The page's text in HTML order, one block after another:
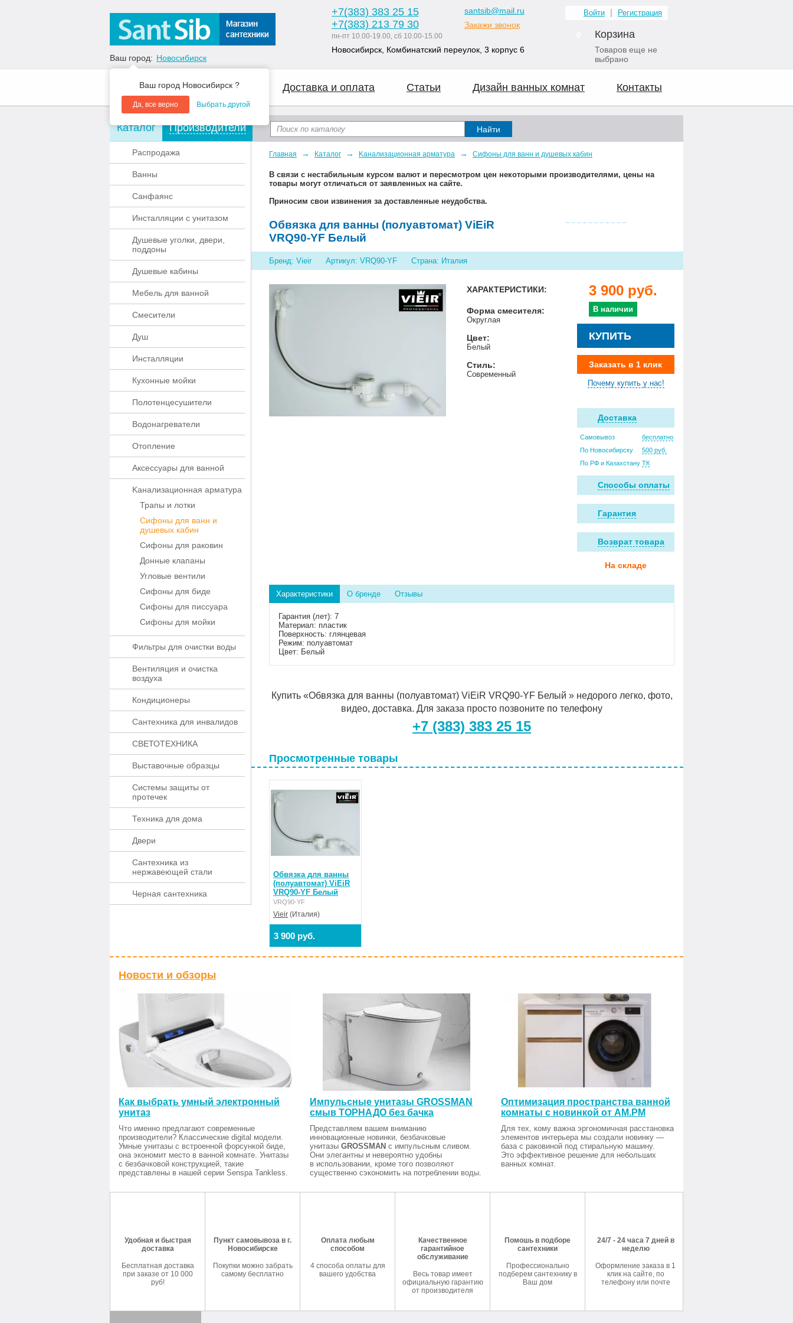
Ваш город: Новосибирск
Ваш город Новосибирск ?
Да, все верно Выбрать другой
+7(383) 383 25 15
+7(383) 213 79 30
пн-пт 10.00-19.00, сб 10.00-15.00
santsib@mail.ru
Закажи звонок
Новосибирск, Комбинатский переулок, 3 корпус 6
Войти Регистрация
Корзина
Товаров еще не
выбрано
О компании Акции Доставка и оплата Статьи Дизайн ванных комнат Контакты
Каталог Производители
Распродажа
Ванны
Санфаянс
Инсталляции с унитазом
Душевые уголки, двери,
поддоны
Душевые кабины
Мебель для ванной
Смесители
Душ
Инсталляции
Кухонные мойки
Полотенцесушители
Водонагреватели
Отопление
Аксессуары для ванной
Kaнaлизaционнaя apматypa
Трапы и лотки
Сифоны для ванн и
душевых кабин
Сифоны для раковин
Донные клапаны
Угловые вентили
Сифоны для биде
Сифоны для писсуара
Сифоны для мойки
Фильтры для очистки воды
Вентиляция и очистка
воздуха
Кондиционеры
Сантехника для инвалидов
СВЕТОТЕХНИКА
Выставочные образцы
Системы защиты от
протечек
Техника для дома
Двери
Сантехника из
нержавеющей стали
Черная сантехника
Главная → Каталог → Kaнaлизaционнaя apматypa → Сифоны для ванн и душевых кабин
В связи с нестабильным курсом валют и пересмотром цен некоторыми производителями, цены на
товары могут отличаться от заявленных на сайте.
Приносим свои извинения за доставленные неудобства.
Обвязка для ванны (полуавтомат) ViEiR
VRQ90-YF Белый
Бренд: Vieir Артикул: VRQ90-YF Страна: Италия
ХАРАКТЕРИСТИКИ:
Форма смесителя:
Округлая
Цвет:
Белый
Стиль:
Современный
3 900 руб.
В наличии
КУПИТЬ
Заказать в 1 клик
Почему купить у нас!
Доставка
Самовывоз
бесплатно
По Новосибирску
500 руб.
По РФ и Казахстану ТК
Способы оплаты
Гарантия
Возврат товара
На складе
Характеристики О бренде Отзывы
Гарантия (лет): 7
Материал: пластик
Поверхность: глянцевая
Режим: полуавтомат
Цвет: Белый
Купить «Обвязка для ванны (полуавтомат) ViEiR VRQ90-YF Белый » недорого легко, фото,
видео, доставка. Для заказа просто позвоните по телефону
+7 (383) 383 25 15
Просмотренные товары
Обвязка для ванны
(полуавтомат) ViEiR
VRQ90-YF Белый
VRQ90-YF
Vieir (Италия)
3 900 руб.
Новости и обзоры
Как выбрать умный электронный
унитаз
Что именно предлагают современные
производители? Классические digital модели.
Умные унитазы с встроенной форсункой биде,
она экономит место в ванной комнате. Унитазы
с безбачковой конструкцией, такие
представлены в нашей серии Senspa Tankless.
Импульсные унитазы GROSSMAN
смыв ТОРНАДО без бачка
Представляем вашем вниманию
инновационные новинки, безбачковые
унитазы GROSSMAN с импульсным сливом.
Они элегантны и невероятно удобны
в использовании, кроме того позволяют
существенно сэкономить на потреблении воды.
Оптимизация пространства ванной
комнаты с новинкой от AM.PM
Для тех, кому важна эргономичная расстановка
элементов интерьера мы создали новинку —
база с раковиной под стиральную машину.
Это эффективное решение для небольших
ванных комнат.
Удобная и быстрая
доставка
Бесплатная доставка
при заказе от 10 000
руб!
Пункт самовывоза в г.
Новосибирске
Покупки можно забрать
самому бесплатно
Оплата любым
способом
4 способа оплаты для
вашего удобства
Качественное
гарантийное
обслуживание
Весь товар имеет
официальную гарантию
от производителя
Помошь в подборе
сантехники
Профессионально
подберем сантехнику в
Ваш дом
24/7 - 24 часа 7 дней в
неделю
Оформление заказа в 1
клик на сайте, по
телефону или почте